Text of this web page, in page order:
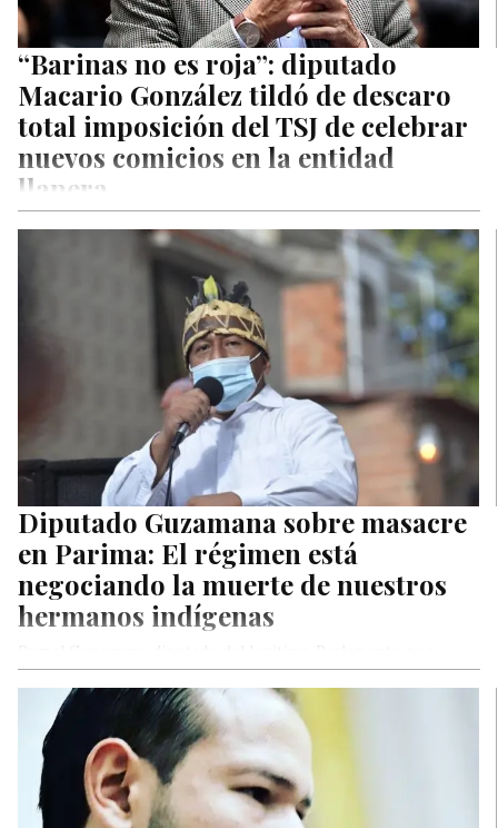
“Barinas no es roja”: diputado
Macario González tildó de descaro
total imposición del TSJ de celebrar
nuevos comicios en la entidad
llanera
Contraloría de la legítima Asamblea Nacional, tildó este
miércoles de tragedia política…
Diputado Guzamana sobre masacre
en Parima: El régimen está
negociando la muerte de nuestros
hermanos indígenas
Voluntad Popular, condenó este martes el asesinato de cuatro
yanomamis en Parima B,…